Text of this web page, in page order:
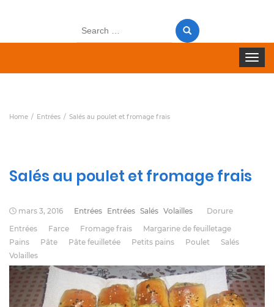
Search
Toggle
Home Entrées Salés au poulet et fromage frais
Salés au poulet et fromage frais
mars 3, 2016 Entrées Entrées Salés Volailles
Dorure
Entrées
Farce Fromage frais
Margarine de feuilletage
Pains
Pâte Pâte feuilletée Petits pains Poulet
Salés
Volailles